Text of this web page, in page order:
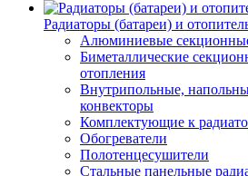
Радиаторы (батареи) и
Алюминиевые
Биметаллические
отопления
Внутрипольные,
конвекторы
Комплектующие к
Обогреватели
Полотенцесушители
Стальные панельные